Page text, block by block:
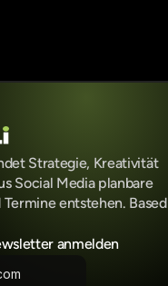
Strategie, Kreativität
Social Media planbare
entstehen. Based
anmelden